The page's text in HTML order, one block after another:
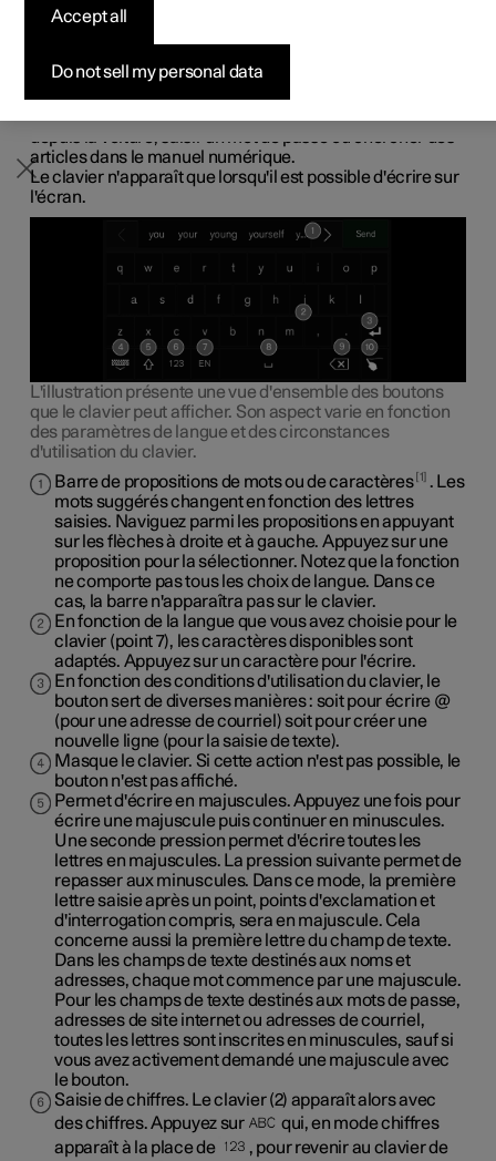
Configurer
Pre-owned Polestar 2
Configurer
Pre-owned Polestar 3
Venez la découvrir
Demander votre offre
Offres pour professionnels
Configurer
Pre-owned Polestar 3
Pre-owned Polestar 4
Méthodes de financement
Avantages en nature
News
S'abonner à la newsletter
Avec le clavier de l'écran central, vous pouvez écrire à
l'aide de touches sur l'écran mais aussi à la main, en
"dessinant" les lettres et caractères sur l'écran.
Le clavier permet d'écrire des caractères, des lettres et
des chiffres,par exemplepour rédiger des messages
articles dans le manuel numérique.
Le clavier n'apparaît que lorsqu'il est possible d'écrire sur
l'écran.
L'illustration présente une vue d'ensemble des boutons
que le clavier peut afficher. Son aspect varie en fonction
des paramètres de langue et des circonstances
d'utilisation du clavier.
Barre de propositions de mots ou de caractères 1 . Les
mots suggérés changent en fonction des lettres
saisies. Naviguez parmi les propositions en appuyant
sur les flèches à droite et à gauche. Appuyez sur une
proposition pour la sélectionner. Notez que la fonction
ne comporte pas tous les choix de langue. Dans ce
cas, la barre n'apparaîtra pas sur le clavier.
En fonction de la langue que vous avez choisie pour le
clavier (point 7), les caractères disponibles sont
adaptés. Appuyez sur un caractère pour l'écrire.
En fonction des conditions d'utilisation du clavier, le
bouton sert de diverses manières : soit pour écrire @
(pour une adresse de courriel) soit pourcréer une
nouvelle ligne (pour la saisie de texte).
Masque le clavier. Si cette action n'est pas possible, le
bouton n'est pas affiché.
Permet d'écrire en majuscules. Appuyez une fois pour
écrire une majuscule puis continuer en minuscules.
Une seconde pression permet d'écrire toutes les
lettres en majuscules. La pression suivante permet de
repasser aux minuscules. Dans ce mode, la première
lettre saisie après un point, points d'exclamation et
d'interrogation compris, sera en majuscule. Cela
concerne aussi la première lettre du champ de texte.
Dans les champs de texte destinés aux noms et
adresses, chaque mot commence par une majuscule.
Pour les champs de texte destinés aux mots de passe,
adresses de site internet ou adresses de courriel,
toutes les lettres sont inscrites en minuscules, sauf si
vous avez activement demandé une majuscule avec
le bouton.
Saisie de chiffres. Le clavier (2) apparaît alors avec
des chiffres. Appuyez sur
qui, en mode chiffres
apparaît à la place de
, pour revenir au clavier de
Do not sell my personal data
Accept all